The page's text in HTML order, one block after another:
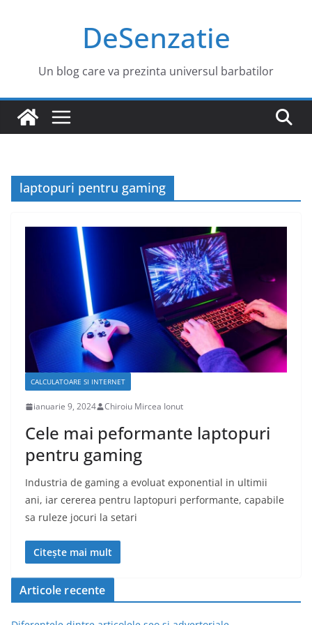
DeSenzatie
Un blog care va prezinta universul barbatilor
laptopuri pentru gaming
CALCULATOARE SI INTERNET
ianuarie 9, 2024 Chiroiu Mircea Ionut
Cele mai peformante laptopuri
pentru gaming
Industria de gaming a evoluat exponential in ultimii
ani, iar cererea pentru laptopuri performante, capabile
sa ruleze jocuri la setari
Citește mai mult
Articole recente